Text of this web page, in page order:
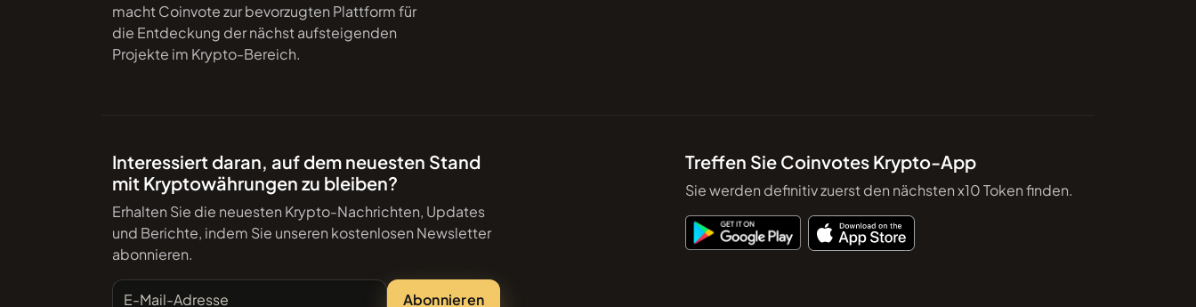
macht Coinvote zur bevorzugten Plattform für
die Entdeckung der nächst aufsteigenden
Projekte im Krypto-Bereich.
Interessiert daran, auf dem neuesten Stand
mit Kryptowährungen zu bleiben?
Erhalten Sie die neuesten Krypto-Nachrichten, Updates
und Berichte, indem Sie unseren kostenlosen Newsletter
abonnieren.
E-Mail-Adresse
Abonnieren
Treffen Sie Coinvotes Krypto-App
Sie werden definitiv zuerst den nächsten x10 Token finden.